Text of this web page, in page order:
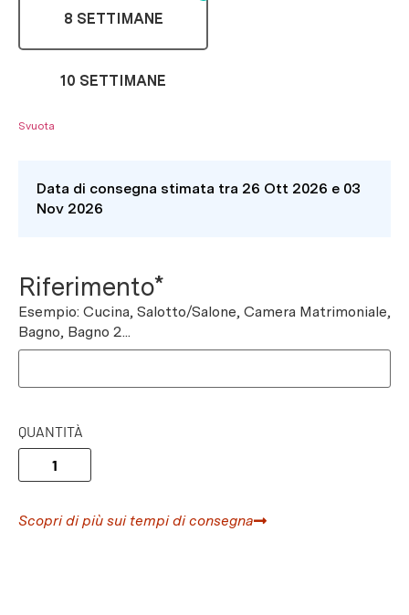
8 SETTIMANE
10 SETTIMANE
Svuota
Data di consegna stimata tra 26 Ott 2026 e 03
Nov 2026
Riferimento*
Esempio: Cucina, Salotto/Salone, Camera Matrimoniale,
Bagno, Bagno 2...
QUANTITÀ
Scopri di più sui tempi di consegna